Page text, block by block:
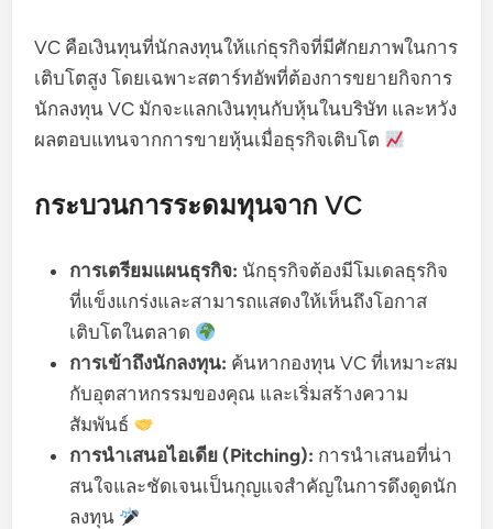
VC คือเงินทุนที่นักลงทุนให้แก่ธุรกิจที่มีศักยภาพในการ
เติบโตสูง โดยเฉพาะสตาร์ทอัพที่ต้องการขยายกิจการ
นักลงทุน VC มักจะแลกเงินทุนกับหุ้นในบริษัท และหวัง
ผลตอบแทนจากการขายหุ้นเมื่อธุรกิจเติบโต
กระบวนการระดมทุนจาก VC
การเตรียมแผนธุรกิจ: นักธุรกิจต้องมีโมเดลธุรกิจ
ที่แข็งแกร่งและสามารถแสดงให้เห็นถึงโอกาส
เติบโตในตลาด
การเข้าถึงนักลงทุน: ค้นหากองทุน VC ที่เหมาะสม
กับอุตสาหกรรมของคุณ และเริ่มสร้างความ
สัมพันธ์
การนำเสนอไอเดีย (Pitching): การนำเสนอที่น่า
สนใจและชัดเจนเป็นกุญแจสำคัญในการดึงดูดนัก
ลงทุน